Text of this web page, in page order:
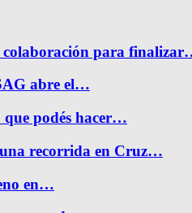
para
abre el…
podés hacer…
una recorrida en Cruz…
en…